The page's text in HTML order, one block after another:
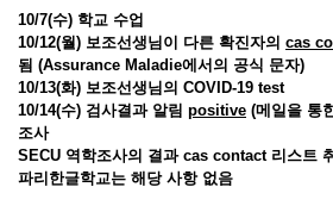
10/7(수) 학교 수업
10/12(월) 보조선생님이 다른 확진자의 cas
됨 (Assurance Maladie에서의 공식 문자)
10/13(화) 보조선생님의 COVID-19 test
10/14(수) 검사결과 알림 positive (메일을 통
조사
SECU 역학조사의 결과 cas contact 리스트
파리한글학교는 해당 사항 없음